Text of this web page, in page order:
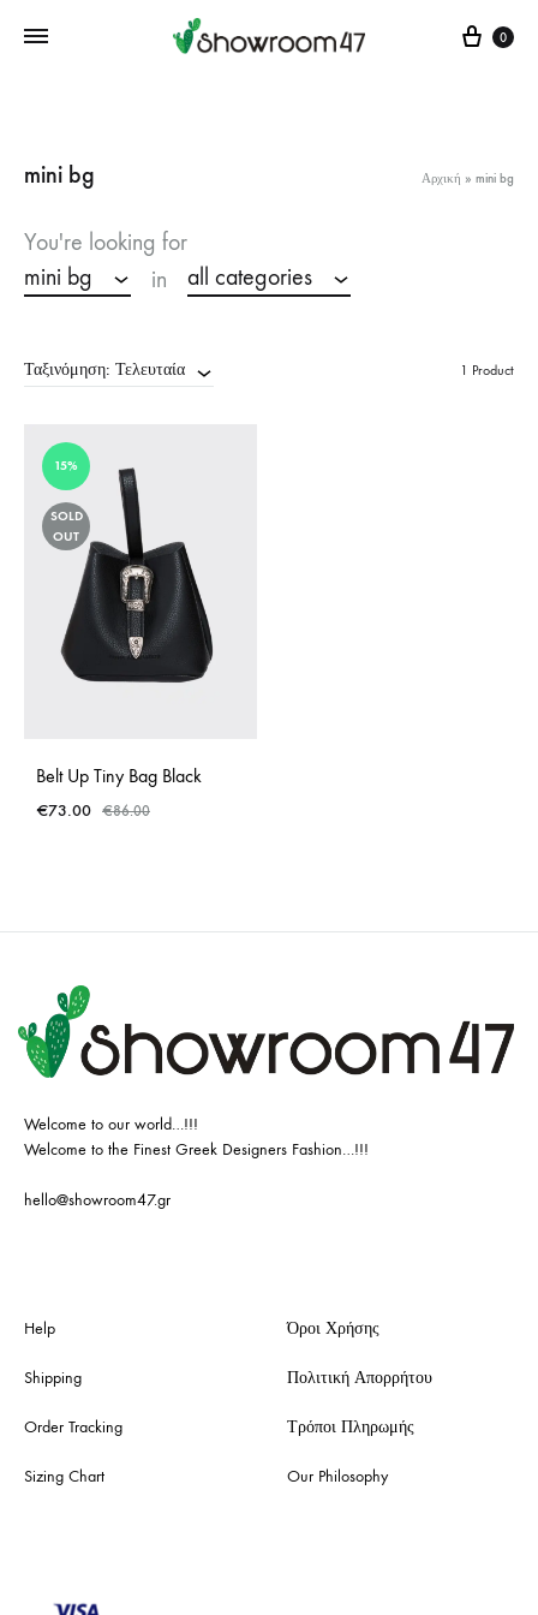
Cart
0
mini bg Αρχική » mini bg
You're looking for
mini bg
in all categories
Ταξινόμηση: Τελευταία 1 Product
15%
SOLD
OUT
Belt Up Tiny Bag Black
€73.00 €86.00
Welcome to our world…!!!
Welcome to the Finest Greek Designers Fashion…!!!
hello@showroom47.gr
Help
Shipping
Order Tracking
Sizing Chart
Όροι Χρήσης
Πολιτική Απορρήτου
Τρόποι Πληρωμής
Our Philosophy